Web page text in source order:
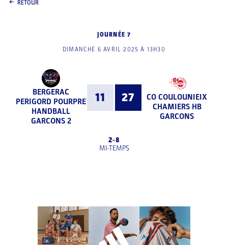
RETOUR
JOURNÉE 7
DIMANCHE 6 AVRIL 2025 À 13H30
BERGERAC
PERIGORD POURPRE
HANDBALL
GARCONS 2
11 27
CO COULOUNIEIX
CHAMIERS HB
GARCONS
2-8
MI-TEMPS